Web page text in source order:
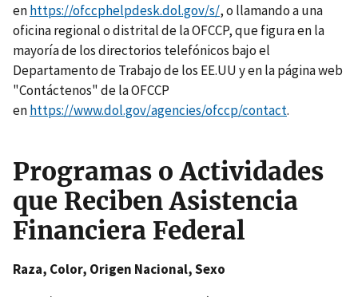
enhttps://ofccphelpdesk.dol.gov/s/, o llamando a una
oficina regional o distrital de la OFCCP, que figura en la
mayoría de los directorios telefónicos bajo el
Departamento de Trabajo de los EE.UU y en la página web
"Contáctenos" de la OFCCP
enhttps://www.dol.gov/agencies/ofccp/contact.
Programas o Actividades
que Reciben Asistencia
Financiera Federal
Raza, Color, Origen Nacional, Sexo